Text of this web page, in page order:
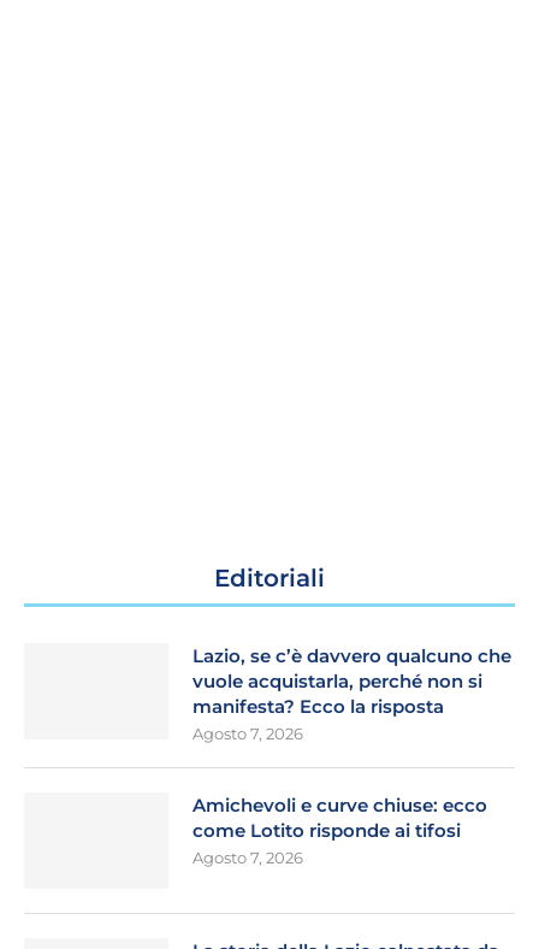
Editoriali
Lazio, se c’è davvero qualcuno che
vuole acquistarla, perché non si
manifesta? Ecco la risposta
Agosto 7, 2026
Amichevoli e curve chiuse: ecco
come Lotito risponde ai tifosi
Agosto 7, 2026